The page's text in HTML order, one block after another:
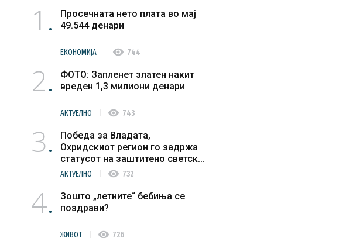
1
Просечната нето плата во мај
49.544 денари
ЕКОНОМИЈА visibility 744
2
ФОТО: Запленет златен накит
вреден 1,3 милиони денари
АКТУЕЛНО visibility 743
3
Победа за Владата,
Охридскиот регион го задржа
статусот на заштитено светско
културно наследство
АКТУЕЛНО visibility 732
4
Зошто „летните“ бебиња се
поздрави?
ЖИВОТ visibility 726